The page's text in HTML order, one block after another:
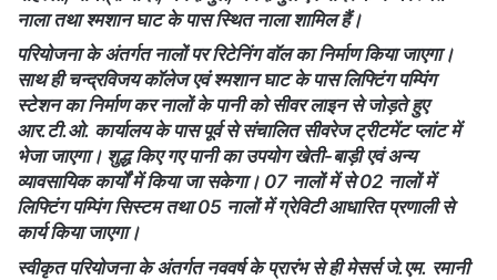
नाला तथा श्मशान घाट के पास स्थित नाला शामिल हैं।
परियोजना के अंतर्गत नालों पर रिटेनिंग वॉल का निर्माण किया जाएगा।
साथ ही चन्द्रविजय कॉलेज एवं श्मशान घाट के पास लिफ्टिंग पम्पिंग
स्टेशन का निर्माण कर नालों के पानी को सीवर लाइन से जोड़ते हुए
आर.टी.ओ. कार्यालय के पास पूर्व से संचालित सीवरेज ट्रीटमेंट प्लांट में
भेजा जाएगा। शुद्ध किए गए पानी का उपयोग खेती-बाड़ी एवं अन्य
व्यावसायिक कार्यों में किया जा सकेगा। 07 नालों में से 02 नालों में
लिफ्टिंग पम्पिंग सिस्टम तथा 05 नालों में ग्रेविटी आधारित प्रणाली से
कार्य किया जाएगा।
स्वीकृत परियोजना के अंतर्गत नववर्ष के प्रारंभ से ही मेसर्स जे.एम. रमानी